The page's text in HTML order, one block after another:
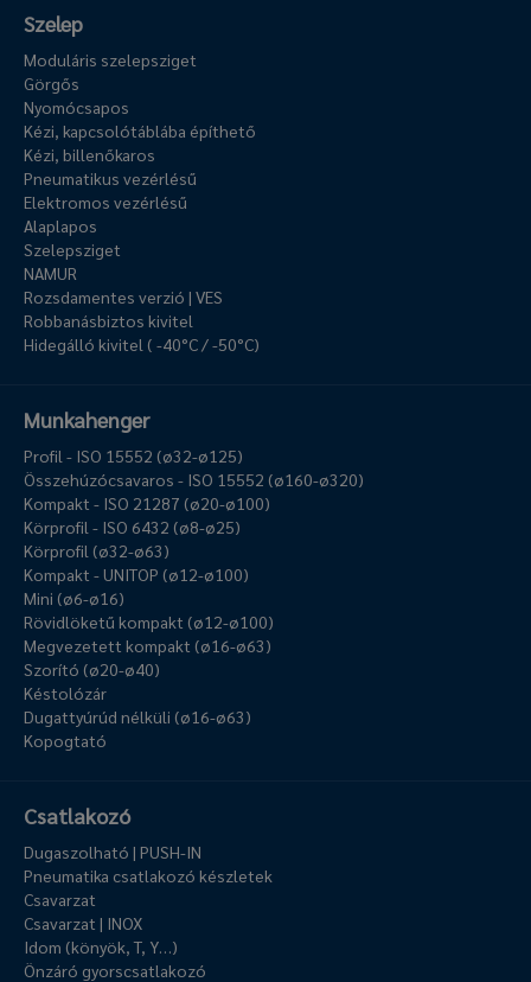
Szelep
Moduláris szelepsziget
Görgős
Nyomócsapos
Kézi, kapcsolótáblába építhető
Kézi, billenőkaros
Pneumatikus vezérlésű
Elektromos vezérlésű
Alaplapos
Szelepsziget
NAMUR
Rozsdamentes verzió | VES
Robbanásbiztos kivitel
Hidegálló kivitel ( -40°C / -50°C)
Munkahenger
Profil - ISO 15552 (ø32-ø125)
Összehúzócsavaros - ISO 15552 (ø160-ø320)
Kompakt - ISO 21287 (ø20-ø100)
Körprofil - ISO 6432 (ø8-ø25)
Körprofil (ø32-ø63)
Kompakt - UNITOP (ø12-ø100)
Mini (ø6-ø16)
Rövidlöketű kompakt (ø12-ø100)
Megvezetett kompakt (ø16-ø63)
Szorító (ø20-ø40)
Késtolózár
Dugattyúrúd nélküli (ø16-ø63)
Kopogtató
Csatlakozó
Dugaszolható | PUSH-IN
Pneumatika csatlakozó készletek
Csavarzat
Csavarzat | INOX
Idom (könyök, T, Y…)
Önzáró gyorscsatlakozó